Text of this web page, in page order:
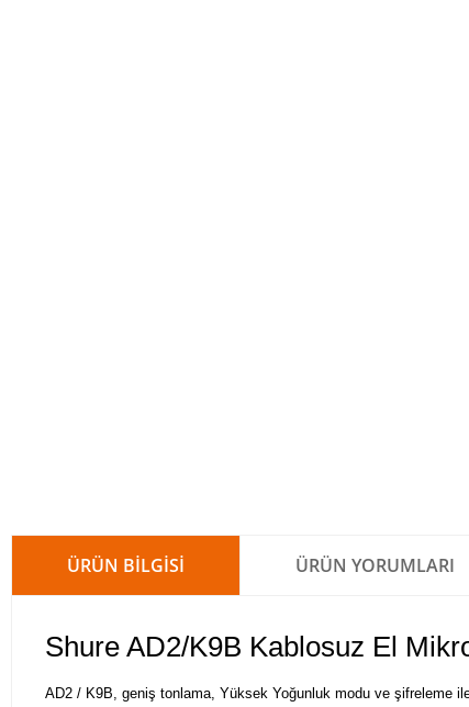
ÜRÜN BILGISI ÜRÜN YORUMLARI
Shure AD2/K9B Kablosuz El
AD2 / K9B, geniş tonlama, Yüksek Yoğunluk modu ve şifreleme